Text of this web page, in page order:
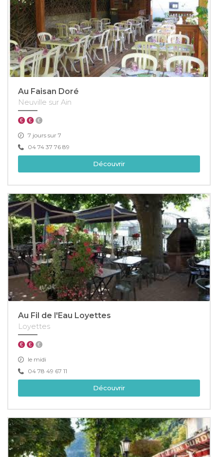
Au Faisan Doré
Neuville sur Ain
7 jours sur 7
04 74 37 76 89
Découvrir
Au Fil de l'Eau Loyettes
Loyettes
le midi
04 78 49 67 11
Découvrir